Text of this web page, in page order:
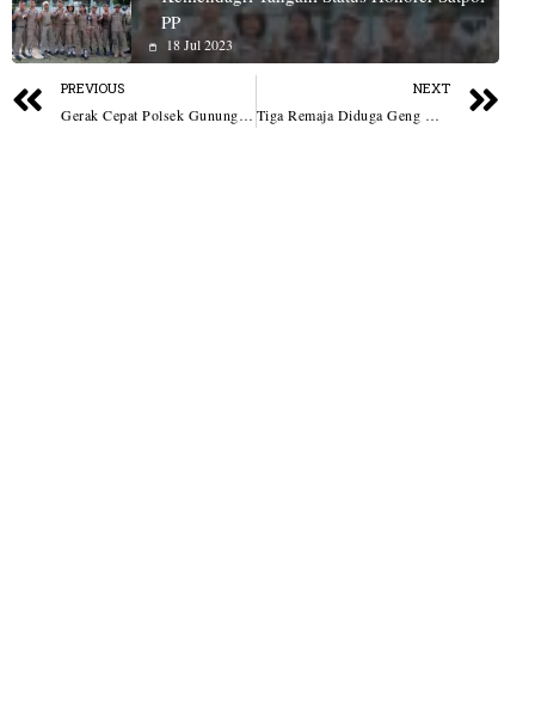
PP
18 Jul 2023
PREVIOUS
Gerak Cepat Polsek Gunung Malela, 5 Hari Ungkap Curanmor
NEXT
Tiga Remaja Diduga Geng Motor Diamankan di Pagar Merbau